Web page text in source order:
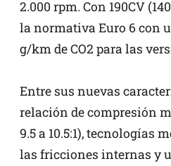
2.000 rpm. Con 190CV
la normativa Euro 6 con
g/km de CO2 para las
Entre sus nuevas
relación de compresión
9.5 a 10.5:1), tecnologías
las fricciones internas y